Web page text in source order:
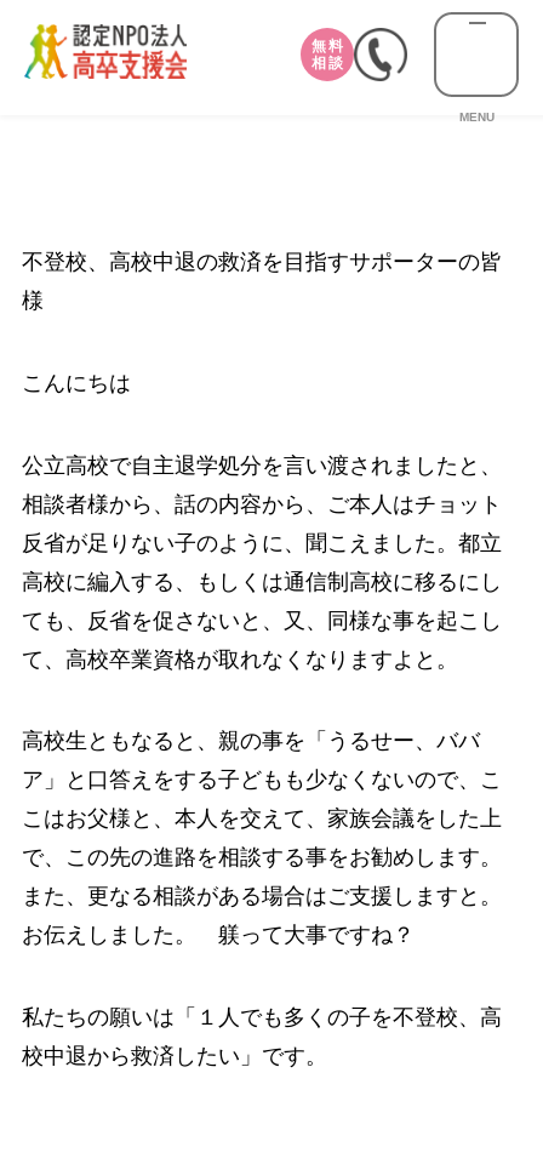
無料
相談
MENU
不登校、高校中退の救済を目指すサポーターの皆
様
こんにちは
公立高校で自主退学処分を言い渡されましたと、
相談者様から、話の内容から、ご本人はチョット
反省が足りない子のように、聞こえました。都立
高校に編入する、もしくは通信制高校に移るにし
ても、反省を促さないと、又、同様な事を起こし
て、高校卒業資格が取れなくなりますよと。
高校生ともなると、親の事を「うるせー、ババ
ア」と口答えをする子どもも少なくないので、こ
こはお父様と、本人を交えて、家族会議をした上
で、この先の進路を相談する事をお勧めします。
また、更なる相談がある場合はご支援しますと。
お伝えしました。 躾って大事ですね？
私たちの願いは「１人でも多くの子を不登校、高
校中退から救済したい」です。